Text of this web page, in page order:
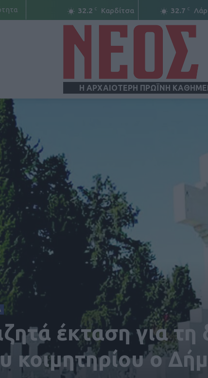
32.2 C Καρδίτσα 32.7 C
Η ΑΡΧΑΙΟΤΕΡΗ ΠΡΩΪΝΗ
έκταση για τη
κοιμητηρίου ο